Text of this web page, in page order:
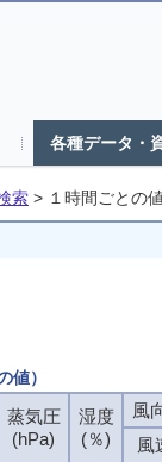
各種データ・
索 > １時間ごとの
）
蒸気圧
(hPa)
湿度
(％)
風
風
蒸気圧
(hPa)
湿度
(％)
風
風
蒸気圧
(hPa)
湿度
(％)
風
風
蒸気圧
(hPa)
湿度
(％)
風
風